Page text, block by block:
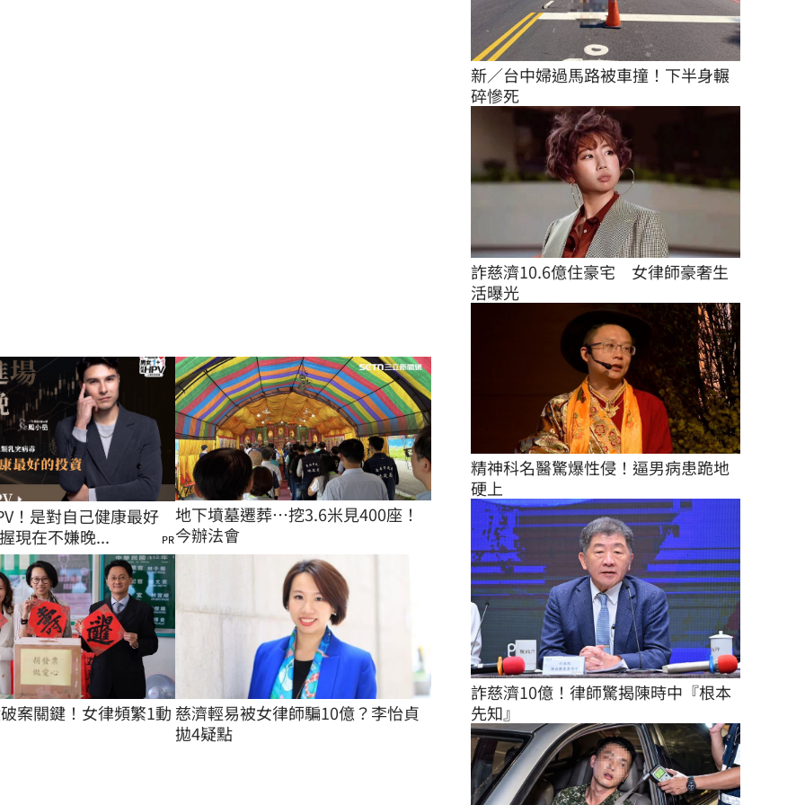
！是對自己健康最好
現在不嫌晚...
PR
地下墳墓遷葬…挖3.6米見400座！
今辦法會
案關鍵！女律頻繁1動 慈濟輕易被女律師騙10億？李怡貞
拋4疑點
新／台中婦過馬路被車撞！下半身輾
碎慘死
詐慈濟10.6億住豪宅　女律師豪奢生
活曝光
精神科名醫驚爆性侵！逼男病患跪地
硬上
詐慈濟10億！律師驚揭陳時中『根本
先知』